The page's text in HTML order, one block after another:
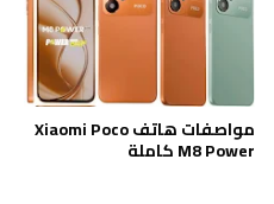
مواصفات هاتف Xiaomi Poco
M8 Power كاملة